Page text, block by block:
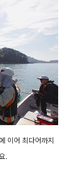
이어 최다어까지
.